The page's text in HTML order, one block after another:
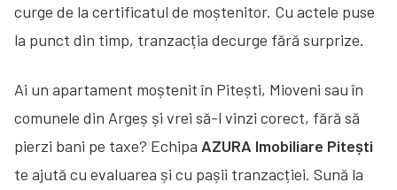
curge de la certificatul de moștenitor. Cu actele puse
la punct din timp, tranzacția decurge fără surprize.
Ai un apartament moștenit în Pitești, Mioveni sau în
comunele din Argeș și vrei să-l vinzi corect, fără să
pierzi bani pe taxe? Echipa AZURA Imobiliare Pitești
te ajută cu evaluarea și cu pașii tranzacției. Sună la